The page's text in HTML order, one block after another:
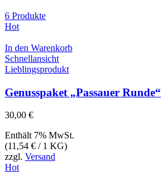
6 Produkte
Hot
In den Warenkorb
Schnellansicht
Lieblingsprodukt
Genusspaket „Passauer Runde“
30,00 €
Enthält 7% MwSt.
(11,54 € / 1 KG)
zzgl. Versand
Hot